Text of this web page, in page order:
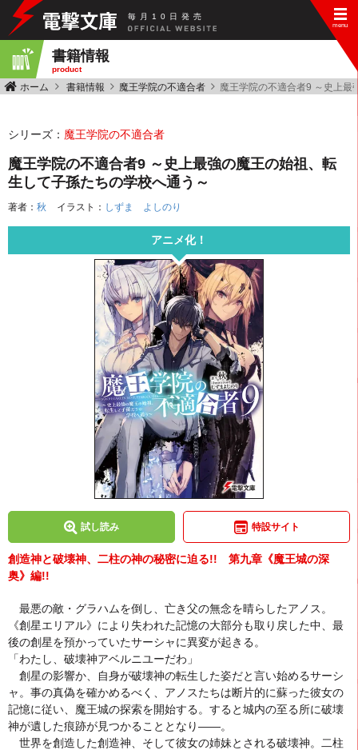
毎 月 10 日 発 売
書籍情報
product
ホーム 書籍情報 魔王学院の不適合者 魔王学院の不適合者9 ～史上最
シリーズ： 魔王学院の不適合者
魔王学院の不適合者9 ～史上最強の魔王の始祖、転
生して子孫たちの学校へ通う～
著者： 秋 イラスト： しずま よしのり
アニメ化！
試し読み 特設サイト
創造神と破壊神、二柱の神の秘密に迫る!! 第九章《魔王城の深
奥》編!!
最悪の敵・グラハムを倒し、亡き父の無念を晴らしたアノス。
《創星エリアル》により失われた記憶の大部分も取り戻した中、最
後の創星を預かっていたサーシャに異変が起きる。
「わたし、破壊神アベルニユーだわ」
創星の影響か、自身が破壊神の転生した姿だと言い始めるサーシ
ャ。事の真偽を確かめるべく、アノスたちは断片的に蘇った彼女の
記憶に従い、魔王城の探索を開始する。すると城内の至る所に破壊
神が遺した痕跡が見つかることとなり――。
世界を創造した創造神、そして彼女の姉妹とされる破壊神。二柱